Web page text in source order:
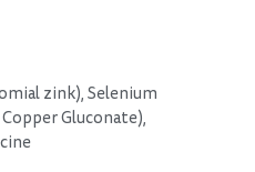
zink), Selenium
Gluconate),